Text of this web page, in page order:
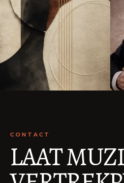
CONTACT
LAAT